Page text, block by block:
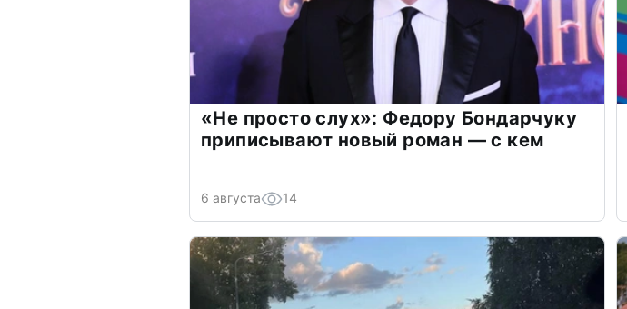
«Не просто слух»: Федору Бондарчуку
приписывают новый роман — с кем
6 августа 14